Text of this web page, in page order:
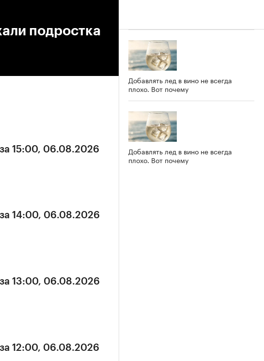
подростка
15:00, 06.08.2026
14:00, 06.08.2026
13:00, 06.08.2026
12:00, 06.08.2026
Добавлять лед в вино не всегда
плохо. Вот почему
Добавлять лед в вино не всегда
плохо. Вот почему